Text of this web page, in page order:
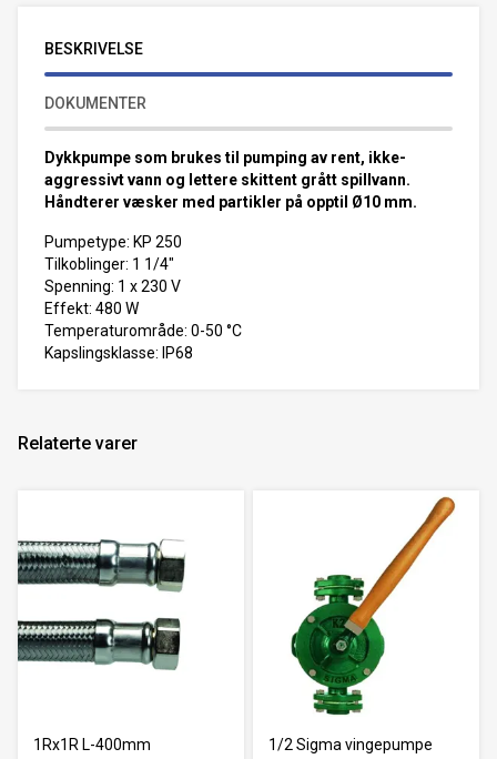
BESKRIVELSE
DOKUMENTER
Dykkpumpe som brukes til pumping av rent, ikke-
aggressivt vann og lettere skittent grått spillvann.
Håndterer væsker med partikler på opptil Ø10 mm.
Pumpetype: KP 250
Tilkoblinger: 1 1/4"
Spenning: 1 x 230 V
Effekt: 480 W
Temperaturområde: 0-50 °C
Kapslingsklasse: IP68
Relaterte varer
1Rx1R L-400mm
1/2 Sigma vingepumpe